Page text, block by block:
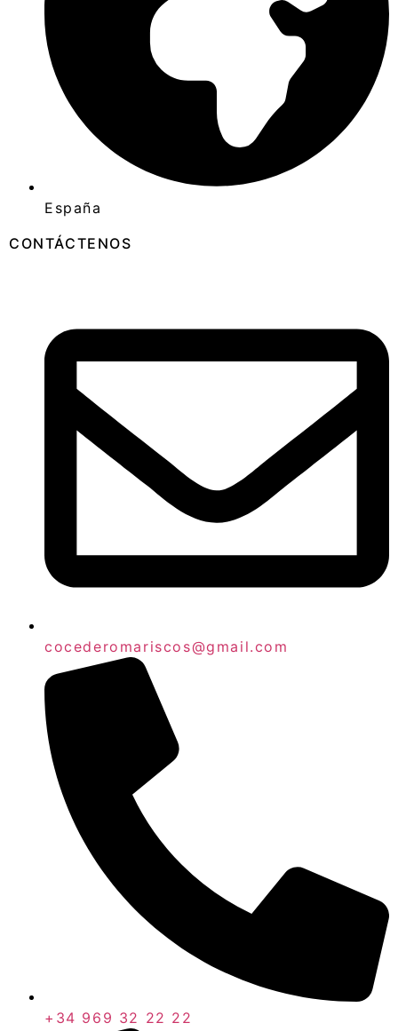
España
CONTÁCTENOS
cocederomariscos@gmail.com
+34 969 32 22 22